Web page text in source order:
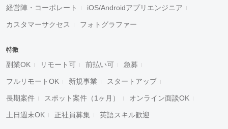
経営陣・コーポレート iOS/Androidアプリエンジニア
カスタマーサクセス フォトグラファー
特徴
副業OK リモート可 前払い可 急募
フルリモートOK 新規事業 スタートアップ
長期案件 スポット案件（1ヶ月） オンライン面談OK
土日週末OK 正社員募集 英語スキル歓迎